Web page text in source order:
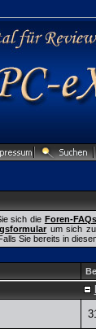
sich die Foren-FAQs
um sich
Sie bereits in